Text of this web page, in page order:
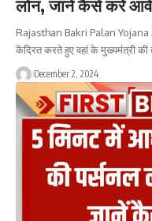
लोन, जानें कैसे करें
Rajasthan Bakri Palan Yojana
केंद्रित करते हुए वहां के मुख्यमंत्री
December 2, 2024